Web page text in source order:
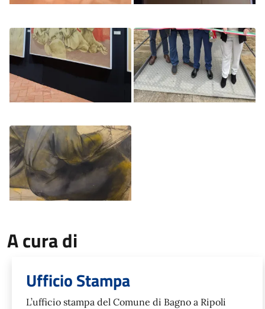
Image Image
Image
A cura di
Ufficio Stampa
L’ufficio stampa del Comune di Bagno a Ripoli